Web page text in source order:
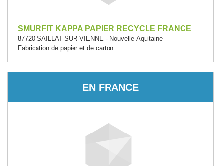
SMURFIT KAPPA PAPIER RECYCLE FRANCE
87720 SAILLAT-SUR-VIENNE - Nouvelle-Aquitaine
Fabrication de papier et de carton
EN FRANCE